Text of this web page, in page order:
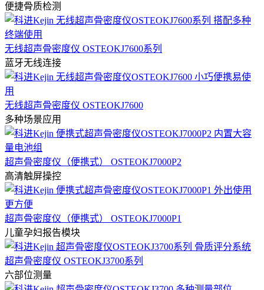
便捷骨质检测
无线超声骨密度仪 OSTEOKJ7600系列
蓝牙无线连接
无线超声骨密度仪 OSTEOKJ7600
多种场景应用
超声骨密度仪（便携式） OSTEOKJ7000P2
高清触屏操控
超声骨密度仪（便携式） OSTEOKJ7000P1
儿童孕妇报告模块
超声骨密度仪 OSTEOKJ3700系列
六部位测量